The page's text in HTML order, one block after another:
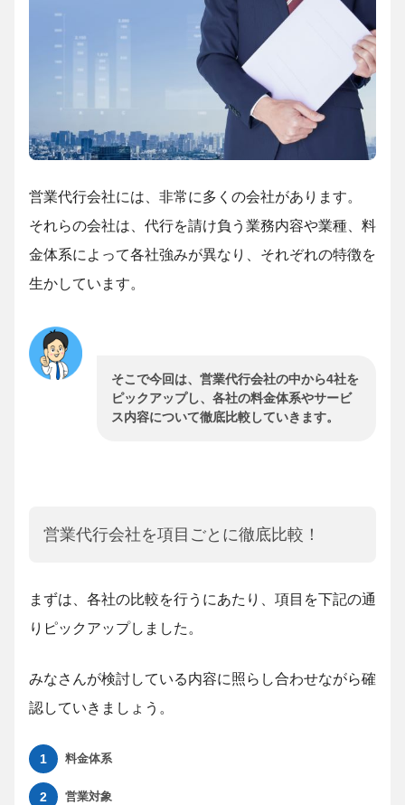
営業代行会社には、非常に多くの会社があります。
それらの会社は、代行を請け負う業務内容や業種、料
金体系によって各社強みが異なり、それぞれの特徴を
生かしています。
そこで今回は、営業代行会社の中から4社を
ピックアップし、各社の料金体系やサービ
ス内容について徹底比較していきます。
営業代行会社を項目ごとに徹底比較！
まずは、各社の比較を行うにあたり、項目を下記の通
りピックアップしました。
みなさんが検討している内容に照らし合わせながら確
認していきましょう。
料金体系
営業対象